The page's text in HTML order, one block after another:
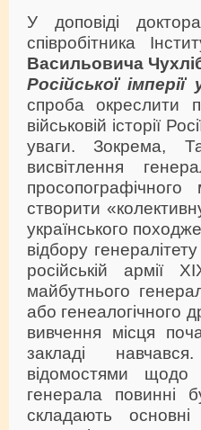
У доповіді
співробітника
Васильовича
Російської
спроба окреслити
військовій історії
уваги. Зокрема,
висвітлення
створити
українського
відбору
російській армії
майбутнього
або генеалогічного
вивчення місця
закладі
відомостями
генерала повинні
складають основні